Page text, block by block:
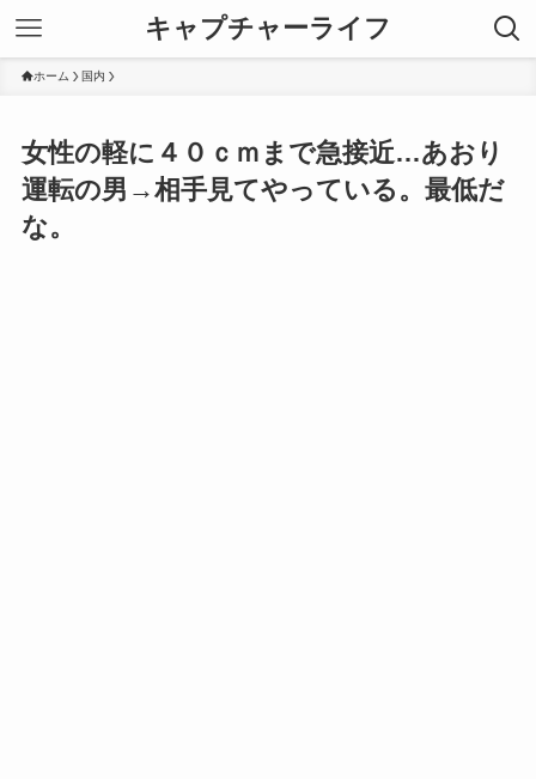
キャプチャーライフ
ホーム 国内
女性の軽に４０ｃｍまで急接近…あおり
運転の男→相手見てやっている。最低だ
な。